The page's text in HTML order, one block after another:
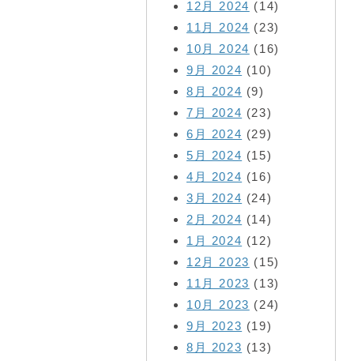
12月 2024 (14)
11月 2024 (23)
10月 2024 (16)
9月 2024 (10)
8月 2024 (9)
7月 2024 (23)
6月 2024 (29)
5月 2024 (15)
4月 2024 (16)
3月 2024 (24)
2月 2024 (14)
1月 2024 (12)
12月 2023 (15)
11月 2023 (13)
10月 2023 (24)
9月 2023 (19)
8月 2023 (13)